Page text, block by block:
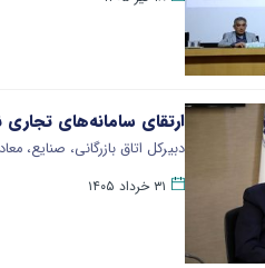
ارتقای سامانه‌های
دبیرکل اتاق بازرگانی،
۳۱ خرداد ۱۴۰۵